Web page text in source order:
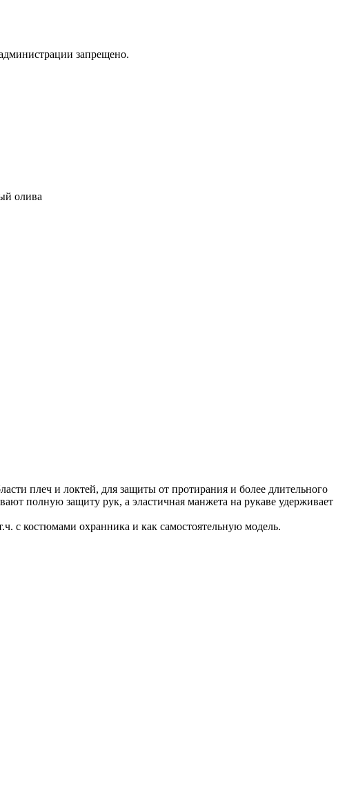
запрещено.
олива
плеч и локтей, для защиты от протирания и более длительного
полную защиту рук, а эластичная манжета на рукаве удерживает
с костюмами охранника и как самостоятельную модель.